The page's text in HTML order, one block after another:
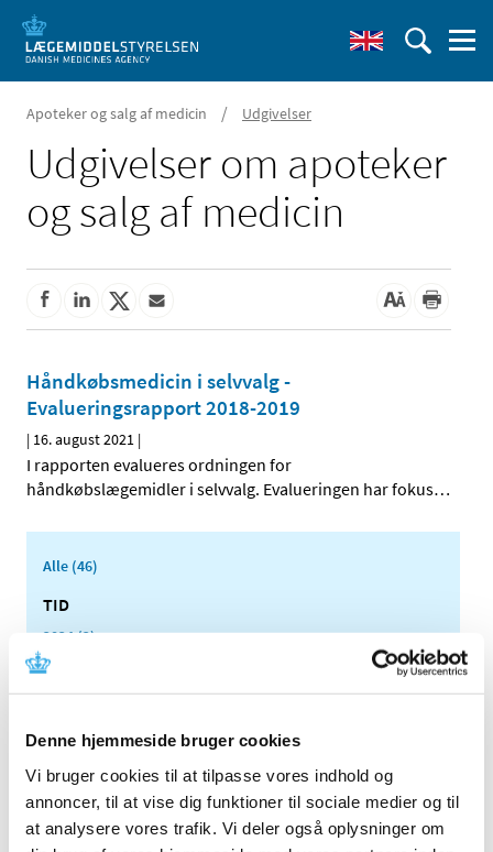
Denne hjemmeside bruger cookies
Vi bruger cookies til at tilpasse vores indhold og
annoncer, til at vise dig funktioner til sociale medier og til
at analysere vores trafik. Vi deler også oplysninger om
Apoteker og salg af medicin / Udgivelser
Udgivelser om apoteker
og salg af medicin
Håndkøbsmedicin i selvvalg -
Evalueringsrapport 2018-2019
| 16. august 2021 |
I rapporten evalueres ordningen for
håndkøbslægemidler i selvvalg. Evalueringen har fokus…
Alle (46)
TID
2024 (2)
2023 (1)
2022 (1)
marts (1)
2019 (3)